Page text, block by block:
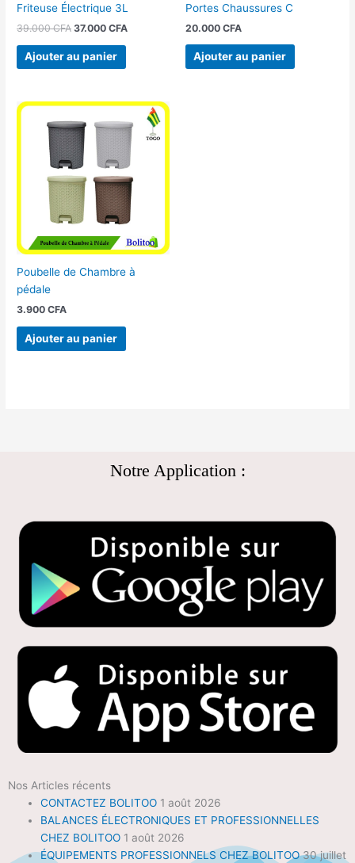
Friteuse Électrique 3L
39.000CFA 37.000CFA
Ajouter au panier
Portes Chaussures C
20.000 CFA
Ajouter au panier
Poubelle de Chambre à
pédale
3.900CFA
Ajouter au panier
Notre Application :
Nos Articles récents
CONTACTEZ BOLITOO 1 août 2026
BALANCES ÉLECTRONIQUES ET PROFESSIONNELLES
CHEZ BOLITOO 1 août 2026
ÉQUIPEMENTS PROFESSIONNELS CHEZ BOLITOO 30 juillet